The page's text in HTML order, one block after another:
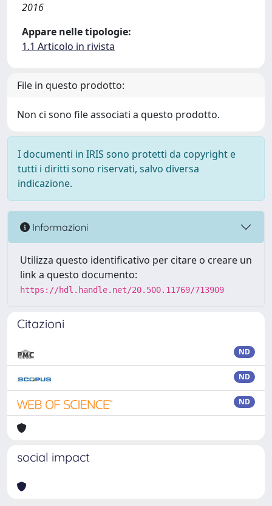
2016
Appare nelle tipologie:
1.1 Articolo in rivista
File in questo prodotto:
Non ci sono file associati a questo prodotto.
I documenti in IRIS sono protetti da copyright e
tutti i diritti sono riservati, salvo diversa
indicazione.
Informazioni
Utilizza questo identificativo per citare o creare un
link a questo documento:
https://hdl.handle.net/20.500.11769/713909
Citazioni
ND
ND
ND
social impact